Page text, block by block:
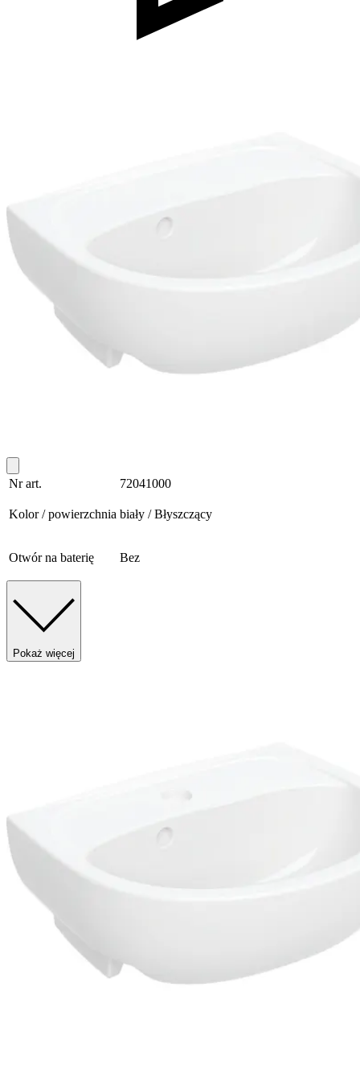
Nr art. 72041000
Kolor / powierzchnia biały / Błyszczący
Otwór na baterię Bez
Pokaż więcej